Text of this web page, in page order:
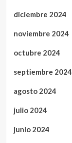
diciembre 2024
noviembre 2024
octubre 2024
septiembre 2024
agosto 2024
julio 2024
junio 2024